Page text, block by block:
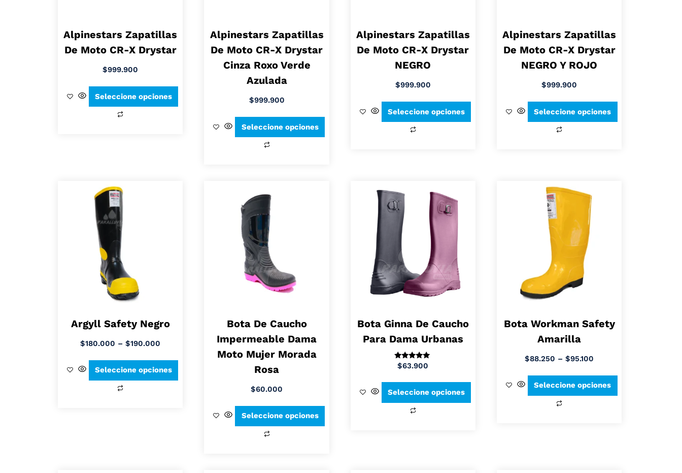
Alpinestars Zapatillas
De Moto CR-X Drystar
$999.900
Seleccione opciones
Alpinestars Zapatillas
De Moto CR-X Drystar
Cinza Roxo Verde
Azulada
$999.900
Seleccione opciones
Alpinestars Zapatillas
De Moto CR-X Drystar
NEGRO
$999.900
Seleccione opciones
Alpinestars Zapatillas
De Moto CR-X Drystar
NEGRO Y ROJO
$999.900
Seleccione opciones
Argyll Safety Negro
$180.000 – $190.000
Seleccione opciones
Bota De Caucho
Impermeable Dama
Moto Mujer Morada
Rosa
$60.000
Seleccione opciones
Bota Ginna De Caucho
Para Dama Urbanas
Valorado en
$63.900
Seleccione opciones
Bota Workman Safety
Amarilla
$88.250 – $95.100
Seleccione opciones